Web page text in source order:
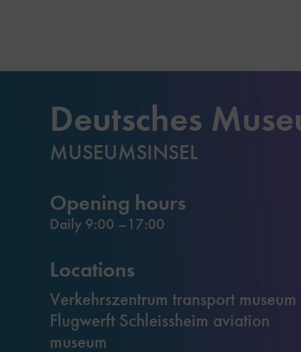
Deutsches
MUSEUMSINSEL
Opening hours
Daily 9:00 –17:00
Locations
Verkehrszentrum transport museum
Flugwerft Schleissheim aviation
museum